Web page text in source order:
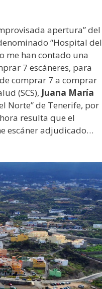
apertura” del
“Hospital del
me han contado una
7 escáneres, para
comprar 7 a comprar
(SCS), Juana María
Norte” de Tenerife, por
resulta que el
escáner adjudicado…